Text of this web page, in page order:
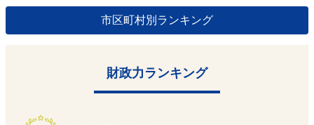
市区町村別ランキング
財政力ランキング